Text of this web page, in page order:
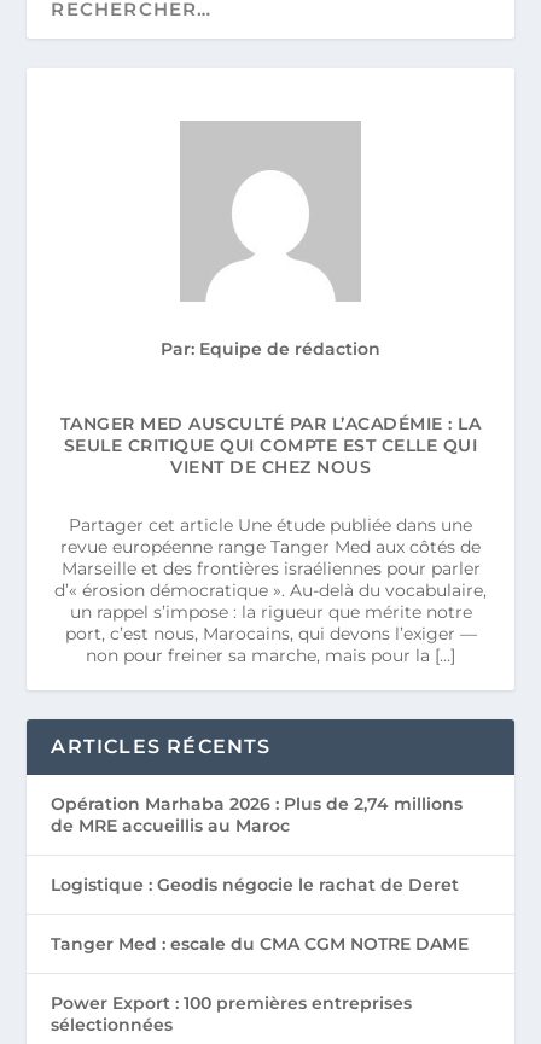
Par: Equipe de rédaction
TANGER MED AUSCULTÉ PAR L’ACADÉMIE : LA
SEULE CRITIQUE QUI COMPTE EST CELLE QUI
VIENT DE CHEZ NOUS
Partager cet article Une étude publiée dans une
revue européenne range Tanger Med aux côtés de
Marseille et des frontières israéliennes pour parler
d’« érosion démocratique ». Au-delà du vocabulaire,
un rappel s’impose : la rigueur que mérite notre
port, c’est nous, Marocains, qui devons l’exiger —
non pour freiner sa marche, mais pour la […]
ARTICLES RÉCENTS
Opération Marhaba 2026 : Plus de 2,74 millions
de MRE accueillis au Maroc
Logistique : Geodis négocie le rachat de Deret
Tanger Med : escale du CMA CGM NOTRE DAME
Power Export : 100 premières entreprises
sélectionnées